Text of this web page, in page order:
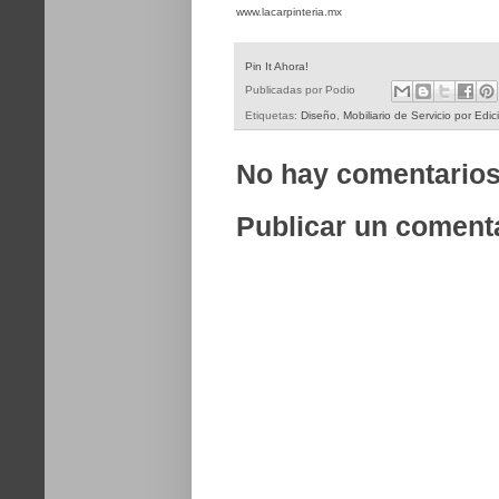
www.lacarpinteria.mx
Pin It Ahora!
Publicadas por Podio
Etiquetas: Diseño Mobiliario de Servicio por
No hay
Publicar un